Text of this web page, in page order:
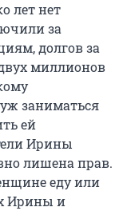
лет нет
за
долгов за
миллионов
заниматься
ей
Ирины
лишена прав.
еду или
Ирины и